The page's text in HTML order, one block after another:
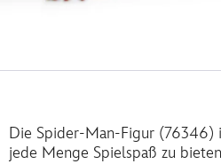
Die Spider-Man-Figur (76346)
jede Menge Spielspaß zu